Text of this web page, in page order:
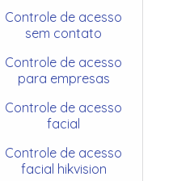
Controle de acesso
sem contato
Controle de acesso
para empresas
Controle de acesso
facial
Controle de acesso
facial hikvision